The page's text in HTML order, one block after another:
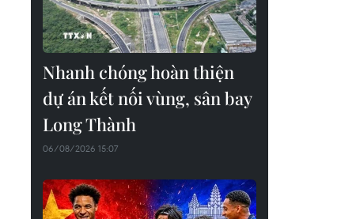
Nhanh chóng hoàn thiện
dự án kết nối vùng, sân bay
Long Thành
06/08/2026 15:07